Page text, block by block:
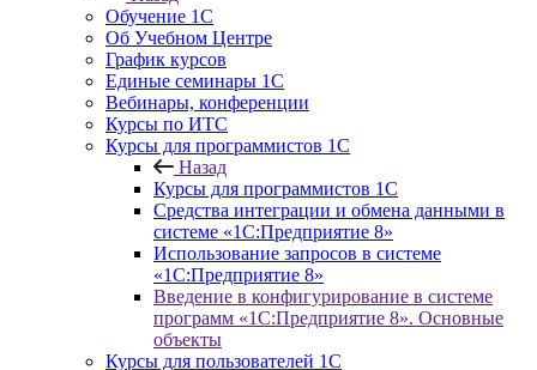
Обучение 1С
Об Учебном Центре
График курсов
Единые семинары 1С
Вебинары, конференции
Курсы по ИТС
Курсы для программистов 1С
Назад
Курсы для программистов 1С
Средства интеграции и обмена данными в
системе «1С:Предприятие 8»
Использование запросов в системе
«1С:Предприятие 8»
Введение в конфигурирование в системе
программ «1С:Предприятие 8». Основные
объекты
Курсы для пользователей 1С